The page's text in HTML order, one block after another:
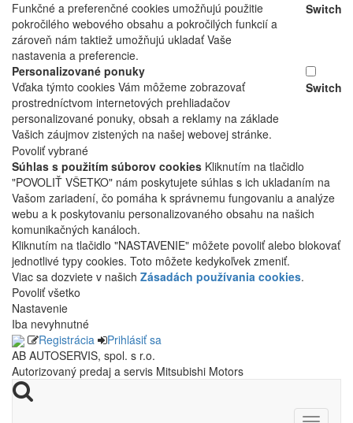
Funkčné a preferenčné cookies umožňujú použitie
pokročilého webového obsahu a pokročilých funkcií a
zároveň nám taktiež umožňujú ukladať Vaše
nastavenia a preferencie.
Switch
Personalizované ponuky
Vďaka týmto cookies Vám môžeme zobrazovať
prostredníctvom internetových prehliadačov
personalizované ponuky, obsah a reklamy na základe
Vašich záujmov zistených na našej webovej stránke.
Switch
Povoliť vybrané
Súhlas s použitím súborov cookies Kliknutím na tlačidlo
"POVOLIŤ VŠETKO" nám poskytujete súhlas s ich ukladaním na
Vašom zariadení, čo pomáha k správnemu fungovaniu a analýze
webu a k poskytovaniu personalizovaného obsahu na našich
komunikačných kanáloch.
Kliknutím na tlačidlo "NASTAVENIE" môžete povoliť alebo blokovať
jednotlivé typy cookies. Toto môžete kedykoľvek zmeniť.
Viac sa dozviete v našich Zásadách používania cookies.
Povoliť všetko
Nastavenie
Iba nevyhnutné
Registrácia
Prihlásiť sa
AB AUTOSERVIS, spol. s r.o.
Autorizovaný predaj a servis Mitsubishi Motors